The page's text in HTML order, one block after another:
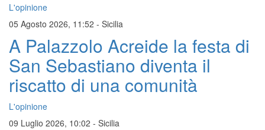
L'opinione
05 Agosto 2026, 11:52 - Sicilia
A Palazzolo Acreide la festa di
San Sebastiano diventa il
riscatto di una comunità
L'opinione
09 Luglio 2026, 10:02 - Sicilia